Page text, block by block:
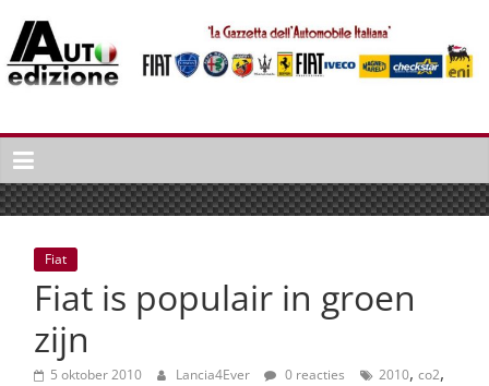
naar
inhoud
Auto
Edizione
La
Gazetta
dell'Automobile
Italiana
Italiaans
autonieuws
Fiat
Fiat is populair in groen
zijn
5 oktober 2010 Lancia4Ever 0 reacties 2010, co2,